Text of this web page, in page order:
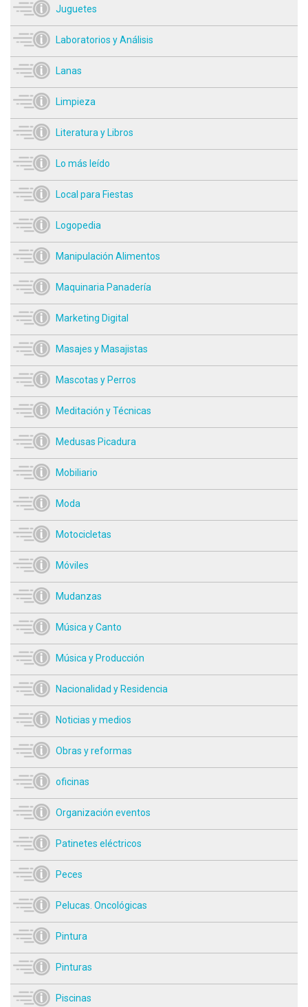
Juguetes
Laboratorios y Análisis
Lanas
Limpieza
Literatura y Libros
Lo más leído
Local para Fiestas
Logopedia
Manipulación Alimentos
Maquinaria Panadería
Marketing Digital
Masajes y Masajistas
Mascotas y Perros
Meditación y Técnicas
Medusas Picadura
Mobiliario
Moda
Motocicletas
Móviles
Mudanzas
Música y Canto
Música y Producción
Nacionalidad y Residencia
Noticias y medios
Obras y reformas
oficinas
Organización eventos
Patinetes eléctricos
Peces
Pelucas. Oncológicas
Pintura
Pinturas
Piscinas